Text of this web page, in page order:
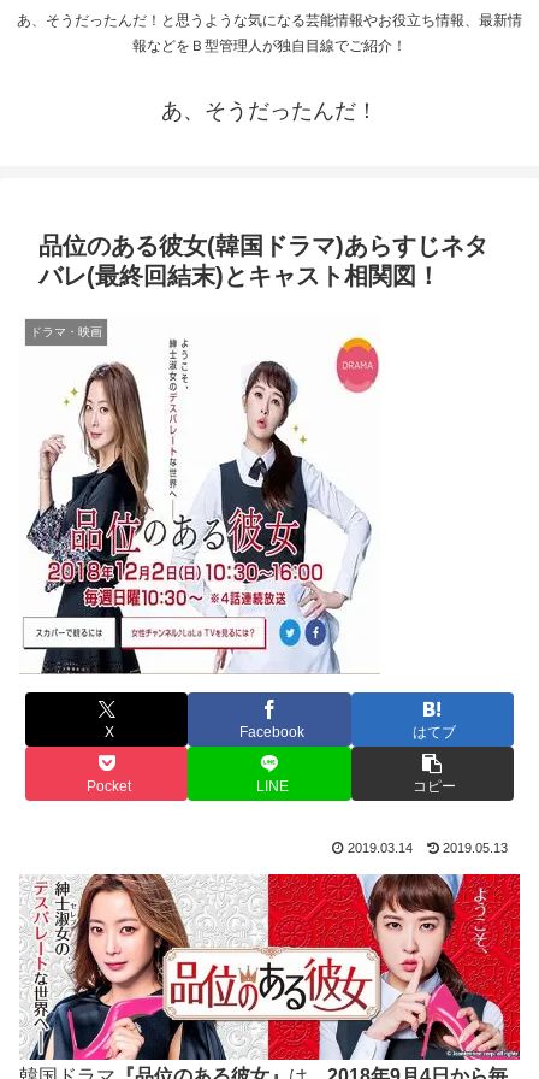
あ、そうだったんだ！と思うような気になる芸能情報やお役立ち情報、最新情
報などをＢ型管理人が独自目線でご紹介！
あ、そうだったんだ！
品位のある彼女(韓国ドラマ)あらすじネタ
バレ(最終回結末)とキャスト相関図！
ドラマ・映画
X Facebook はてブ
Pocket LINE コピー
2019.03.14 2019.05.13